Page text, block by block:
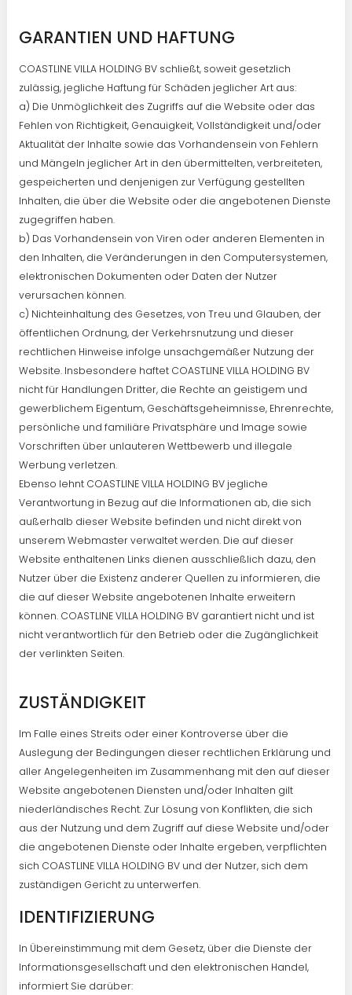
GARANTIEN UND HAFTUNG
COASTLINE VILLA HOLDING BV schließt, soweit gesetzlich
zulässig, jegliche Haftung für Schäden jeglicher Art aus:
a) Die Unmöglichkeit des Zugriffs auf die Website oder das
Fehlen von Richtigkeit, Genauigkeit, Vollständigkeit und/oder
Aktualität der Inhalte sowie das Vorhandensein von Fehlern
und Mängeln jeglicher Art in den übermittelten, verbreiteten,
gespeicherten und denjenigen zur Verfügung gestellten
Inhalten, die über die Website oder die angebotenen Dienste
zugegriffen haben.
b) Das Vorhandensein von Viren oder anderen Elementen in
den Inhalten, die Veränderungen in den Computersystemen,
elektronischen Dokumenten oder Daten der Nutzer
verursachen können.
c) Nichteinhaltung des Gesetzes, von Treu und Glauben, der
öffentlichen Ordnung, der Verkehrsnutzung und dieser
rechtlichen Hinweise infolge unsachgemäßer Nutzung der
Website. Insbesondere haftet COASTLINE VILLA HOLDING BV
nicht für Handlungen Dritter, die Rechte an geistigem und
gewerblichem Eigentum, Geschäftsgeheimnisse, Ehrenrechte,
persönliche und familiäre Privatsphäre und Image sowie
Vorschriften über unlauteren Wettbewerb und illegale
Werbung verletzen.
Ebenso lehnt COASTLINE VILLA HOLDING BV jegliche
Verantwortung in Bezug auf die Informationen ab, die sich
außerhalb dieser Website befinden und nicht direkt von
unserem Webmaster verwaltet werden. Die auf dieser
Website enthaltenen Links dienen ausschließlich dazu, den
Nutzer über die Existenz anderer Quellen zu informieren, die
die auf dieser Website angebotenen Inhalte erweitern
können. COASTLINE VILLA HOLDING BV garantiert nicht und ist
nicht verantwortlich für den Betrieb oder die Zugänglichkeit
der verlinkten Seiten.
ZUSTÄNDIGKEIT
Im Falle eines Streits oder einer Kontroverse über die
Auslegung der Bedingungen dieser rechtlichen Erklärung und
aller Angelegenheiten im Zusammenhang mit den auf dieser
Website angebotenen Diensten und/oder Inhalten gilt
niederländisches Recht. Zur Lösung von Konflikten, die sich
aus der Nutzung und dem Zugriff auf diese Website und/oder
die angebotenen Dienste oder Inhalte ergeben, verpflichten
sich COASTLINE VILLA HOLDING BV und der Nutzer, sich dem
zuständigen Gericht zu unterwerfen.
IDENTIFIZIERUNG
In Übereinstimmung mit dem Gesetz, über die Dienste der
Informationsgesellschaft und den elektronischen Handel,
informiert Sie darüber: